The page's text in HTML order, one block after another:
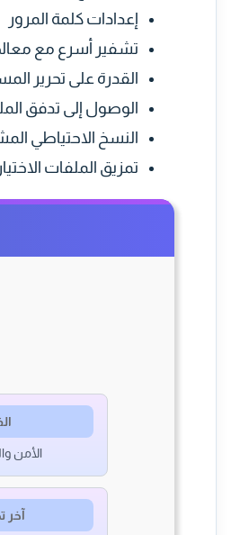
إعدادات كلمة المرور
تشفير أسرع مع
القدرة على تحرير
الوصول إلى تدفق
النسخ الاحتياطي
تمزيق الملفات
الأمن
آخر